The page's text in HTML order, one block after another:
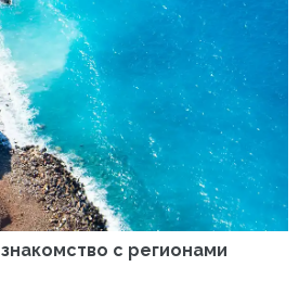
знакомство с регионами